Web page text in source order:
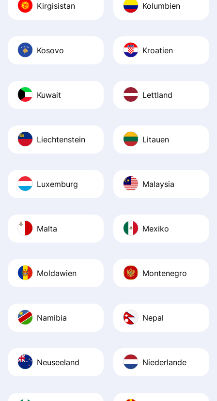
Kirgisistan Kolumbien
Kosovo Kroatien
Kuwait Lettland
Liechtenstein Litauen
Luxemburg Malaysia
Malta Mexiko
Moldawien Montenegro
Namibia Nepal
Neuseeland Niederlande